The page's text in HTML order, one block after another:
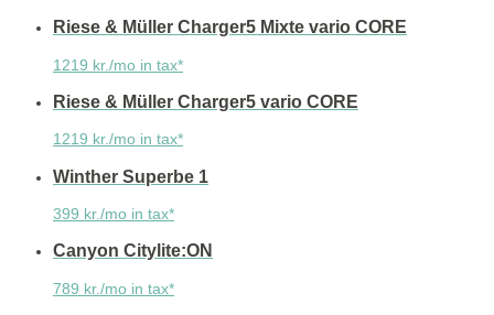
Riese & Müller Charger5 Mixte vario CORE
1219 kr./mo in tax*
Riese & Müller Charger5 vario CORE
1219 kr./mo in tax*
Winther Superbe 1
399 kr./mo in tax*
Canyon Citylite:ON
789 kr./mo in tax*